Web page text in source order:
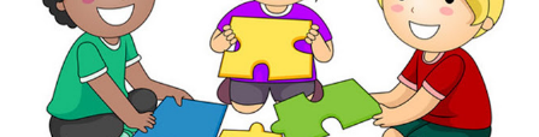
? Quand on se moque, Il y a clairement une intention de
rire de l’autre et non plus avec l’autre. On cible un trait de
son physique, de sa personnalité que l’on tourne en
dérision. Le but est de le rendre « minable », de lui « mettre